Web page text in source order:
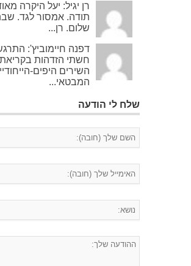
רן יגיל: יעל היקרה
תודה. אמסור לגד.
שלום. רן...
דפנה חיימוביץ':
חשתי הזדהות בקריאת
השירים היפים-
המבטאי...
שלח לי הודעה